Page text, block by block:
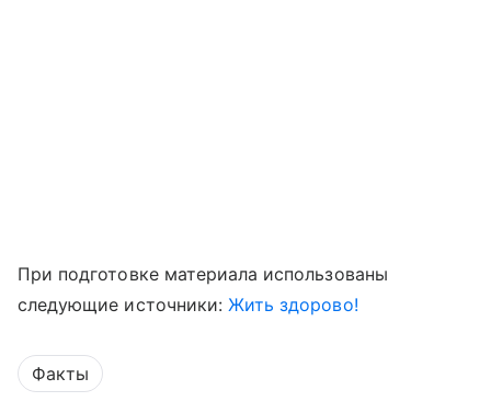
При подготовке материала использованы
следующие источники: Жить здорово!
Факты